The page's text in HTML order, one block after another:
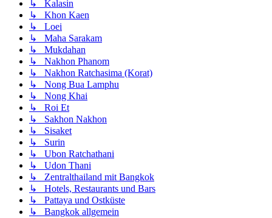
↳ Kalasin
↳ Khon Kaen
↳ Loei
↳ Maha Sarakam
↳ Mukdahan
↳ Nakhon Phanom
↳ Nakhon Ratchasima (Korat)
↳ Nong Bua Lamphu
↳ Nong Khai
↳ Roi Et
↳ Sakhon Nakhon
↳ Sisaket
↳ Surin
↳ Ubon Ratchathani
↳ Udon Thani
↳ Zentralthailand mit Bangkok
↳ Hotels, Restaurants und Bars
↳ Pattaya und Ostküste
↳ Bangkok allgemein